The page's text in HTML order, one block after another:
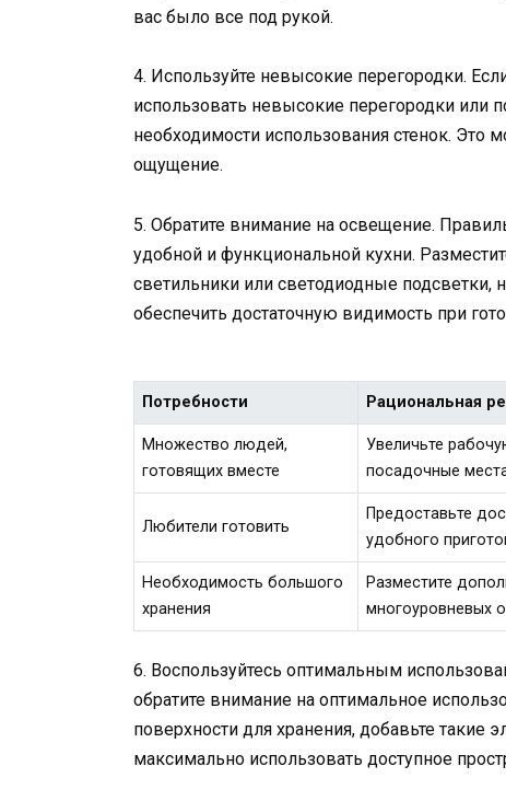
вас было все под рукой.
4. Используйте невысокие перегородки.
использовать невысокие перегородки или
необходимости использования стенок. Это
ощущение.
5. Обратите внимание на освещение.
удобной и функциональной кухни.
светильники или светодиодные
обеспечить достаточную видимость при
Потребности Рациональная
Множество людей,
готовящих вместе
Увеличьте
посадочные
Любители готовить
Предоставьте
удобного
Необходимость большого
хранения
Разместите
многоуровневых
6. Воспользуйтесь оптимальным
обратите внимание на оптимальное
поверхности для хранения, добавьте
максимально использовать доступное